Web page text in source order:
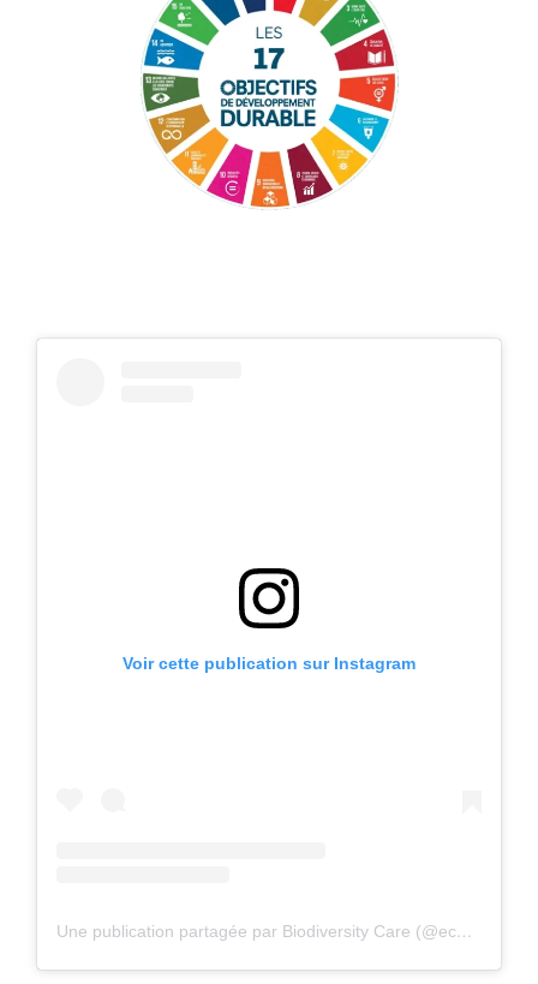
Voir cette publication sur Instagram
Une publication partagée par Biodiversity Care (@eco.volontaire)